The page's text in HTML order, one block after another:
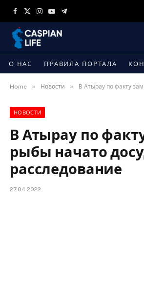
Facebook
X
Instagram
YouTubeTelegram
О НАС ПРАВИЛА ПОРТАЛА
Home » Новости » В Атырау по факту замора рыбы
НОВОСТИ
В Атырау по
рыбы начато
расследование
27.04.2022